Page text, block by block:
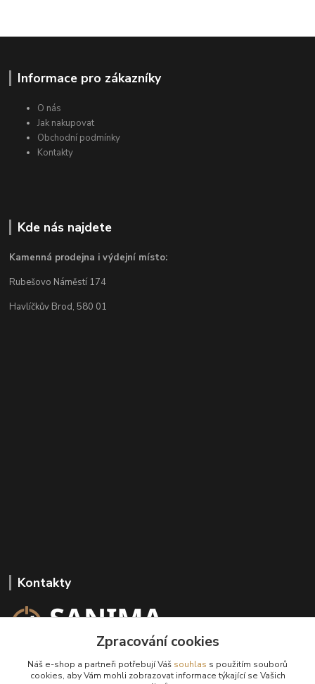
Informace pro zákazníky
O nás
Jak nakupovat
Obchodní podmínky
Kontakty
Kde nás najdete
Kamenná prodejna i výdejní místo:
Rubešovo Náměstí 174
Havlíčkův Brod, 580 01
Kontakty
+420 602 647 136
(Po-Pá, 9-18 hod.)
Zpracování cookies
Náš e-shop a partneři potřebují Váš souhlas s použitím souborů
cookies, aby Vám mohli zobrazovat informace týkající se Vašich